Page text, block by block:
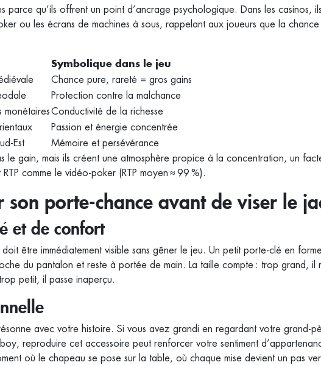
parce qu’ils offrent un point d’ancrage psychologique. Dans les casinos,
ou les écrans de machines à sous, rappelant aux joueurs que la
Symbolique dans le jeu
Chance pure, rareté = gros gains
Protection contre la malchance
monétairesConductivité de la richesse
Passion et énergie concentrée
Mémoire et persévérance
le gain, mais ils créent une atmosphère propice à la concentration, un
comme le vidéo‑poker (RTP moyen ≈ 99 %).
son porte‑chance avant de viser le
et de confort
être immédiatement visible sans gêner le jeu. Un petit porte‑clé en
du pantalon et reste à portée de main. La taille compte : trop grand, il
petit, il passe inaperçu.
avec votre histoire. Si vous avez grandi en regardant votre
reproduire cet accessoire peut renforcer votre sentiment
où le chapeau se pose sur la table, où chaque mise devient un pas